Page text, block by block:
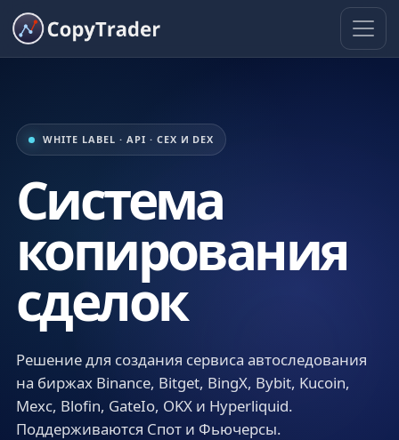
WHITE LABEL · API · CEX И DEX
Система
копирования
сделок
Решение для создания сервиса автоследования
на биржах Binance, Bitget, BingX, Bybit, Kucoin,
Mexc, Blofin, GateIo, OKX и Hyperliquid.
Поддерживаются Спот и Фьючерсы.